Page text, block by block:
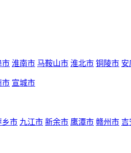
市 淮南市 马鞍山市 淮北市 铜陵市 安
市 宣城市
乡市 九江市 新余市 鹰潭市 赣州市 吉